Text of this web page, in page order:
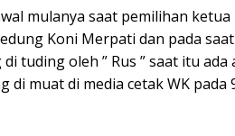
mulanya saat pemilihan ketua
Koni Merpati dan pada
tuding oleh ” Rus ” saat itu
muat di media cetak WK pada